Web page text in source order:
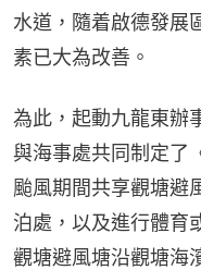
水道，隨着啟德發展
素已大為改善。
為此，起動九龍東辦
與海事處共同制定了
颱風期間共享觀塘避
泊處，以及進行體育
觀塘避風塘沿觀塘海